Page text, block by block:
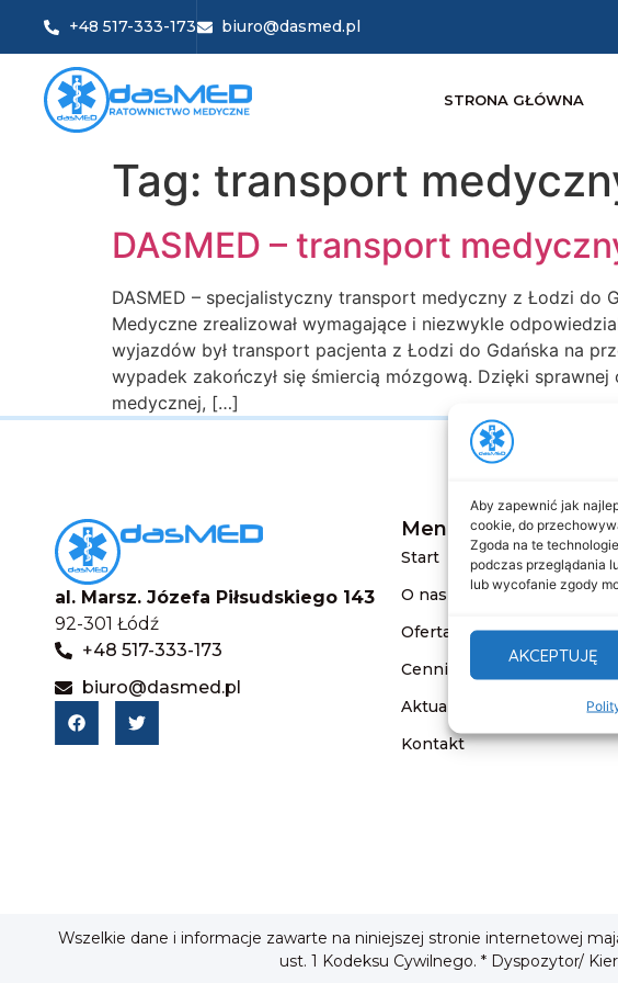
Aby zapewnić jak
cookie, do
Zgoda na te
podczas przeglądania
lub wycofanie zgody
AKCEPTUJĘ
+48 517-333-173 biuro@dasmed.pl
STRONA GŁÓWNA
Tag: transport
DASMED – transport
DASMED – specjalistyczny transport medyczny z Łodzi do
Medyczne zrealizował wymagające i niezwykle
wyjazdów był transport pacjenta z Łodzi do Gdańska na
wypadek zakończył się śmiercią mózgową. Dzięki
medycznej, […]
al. Marsz. Józefa Piłsudskiego 143
92-301 Łódź
+48 517-333-173
biuro@dasmed.pl
Menu
Start
O nas
Oferta
Cennik
Aktualności
Kontakt
Wszelkie dane i informacje zawarte na niniejszej stronie internetowej
ust. 1 Kodeksu Cywilnego. * Dyspozytor/